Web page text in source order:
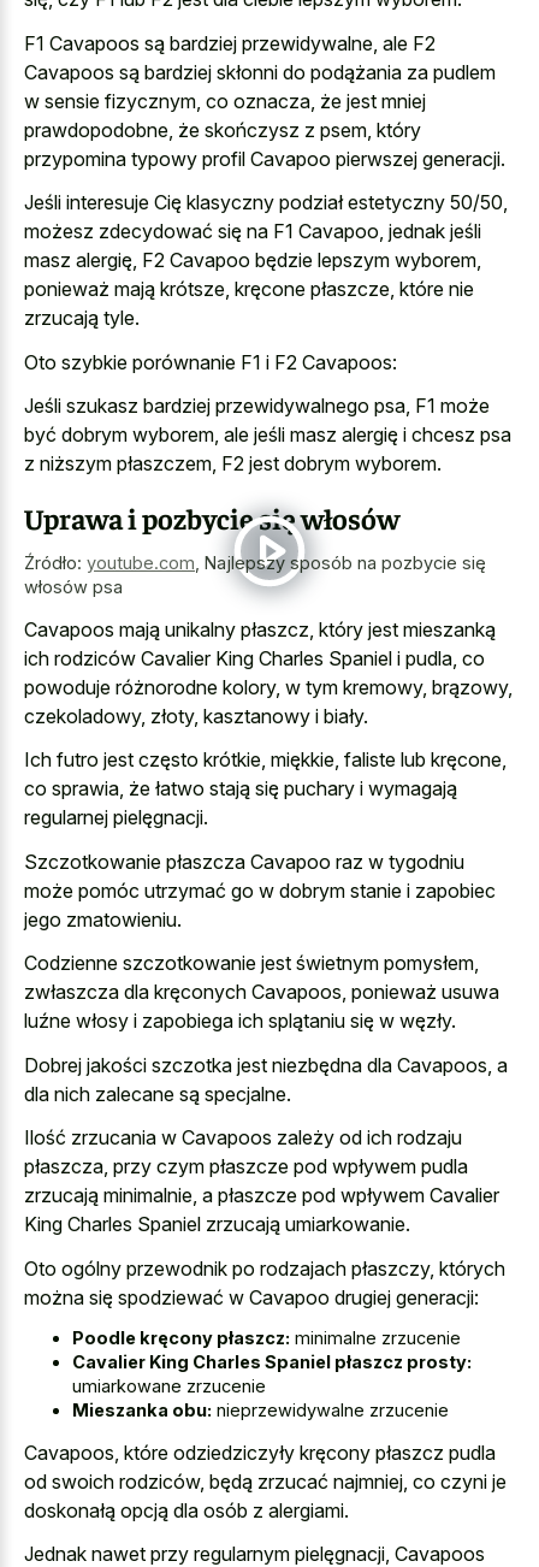
F1 Cavapoos są bardziej przewidywalne, ale F2
Cavapoos są bardziej skłonni do podążania za pudlem
w sensie fizycznym, co oznacza, że jest mniej
prawdopodobne, że skończysz z psem, który
przypomina typowy profil Cavapoo pierwszej generacji.
Jeśli interesuje Cię klasyczny podział estetyczny 50/50,
możesz zdecydować się na F1 Cavapoo, jednak jeśli
masz alergię, F2 Cavapoo będzie lepszym wyborem,
ponieważ mają krótsze, kręcone płaszcze, które nie
zrzucają tyle.
Oto szybkie porównanie F1 i F2 Cavapoos:
Jeśli szukasz bardziej przewidywalnego psa, F1 może
być dobrym wyborem, ale jeśli masz alergię i chcesz psa
z niższym płaszczem, F2 jest dobrym wyborem.
Uprawa i pozbycie się włosów
Źródło: youtube.com, Najlepszy sposób na pozbycie się
włosów psa
Cavapoos mają unikalny płaszcz, który jest mieszanką
ich rodziców Cavalier King Charles Spaniel i pudla, co
powoduje różnorodne kolory, w tym kremowy, brązowy,
czekoladowy, złoty, kasztanowy i biały.
Ich futro jest często krótkie, miękkie, faliste lub kręcone,
co sprawia, że łatwo stają się puchary i wymagają
regularnej pielęgnacji.
Szczotkowanie płaszcza Cavapoo raz w tygodniu
może pomóc utrzymać go w dobrym stanie i zapobiec
jego zmatowieniu.
Codzienne szczotkowanie jest świetnym pomysłem,
zwłaszcza dla kręconych Cavapoos, ponieważ usuwa
luźne włosy i zapobiega ich splątaniu się w węzły.
Dobrej jakości szczotka jest niezbędna dla Cavapoos, a
dla nich zalecane są specjalne.
Ilość zrzucania w Cavapoos zależy od ich rodzaju
płaszcza, przy czym płaszcze pod wpływem pudla
zrzucają minimalnie, a płaszcze pod wpływem Cavalier
King Charles Spaniel zrzucają umiarkowanie.
Oto ogólny przewodnik po rodzajach płaszczy, których
można się spodziewać w Cavapoo drugiej generacji:
Poodle kręcony płaszcz: minimalne zrzucenie
Cavalier King Charles Spaniel płaszcz prosty:
umiarkowane zrzucenie
Mieszanka obu: nieprzewidywalne zrzucenie
Cavapoos, które odziedziczyły kręcony płaszcz pudla
od swoich rodziców, będą zrzucać najmniej, co czyni je
doskonałą opcją dla osób z alergiami.
Jednak nawet przy regularnym pielęgnacji, Cavapoos